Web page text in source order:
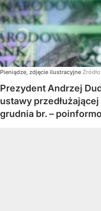
Pieniądze, zdjęcie ilustracyjne
Prezydent Andrzej
ustawy
grudnia br. –